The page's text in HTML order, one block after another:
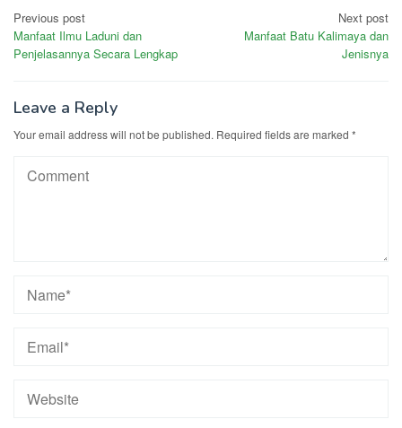
Post
navigation
Previous post
Manfaat Ilmu Laduni dan
Penjelasannya Secara Lengkap
Next post
Manfaat Batu Kalimaya dan
Jenisnya
Leave a Reply
Your email address will not be published. Required fields are marked *